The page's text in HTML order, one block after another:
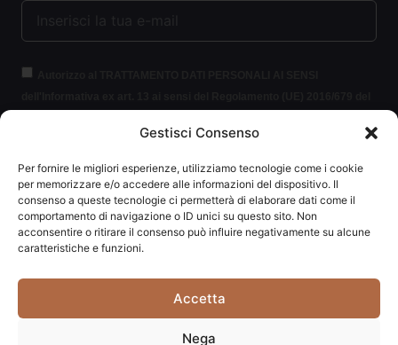
Gestisci Consenso
Per fornire le migliori esperienze, utilizziamo tecnologie come i cookie
per memorizzare e/o accedere alle informazioni del dispositivo. Il
consenso a queste tecnologie ci permetterà di elaborare dati come il
comportamento di navigazione o ID unici su questo sito. Non
acconsentire o ritirare il consenso può influire negativamente su alcune
caratteristiche e funzioni.
Accetta
Nega
protezione delle persone fisiche con riguardo al trattamento dei dati
informazioni.
ISCRIVITI ALLA NEWSLETTER
Carpediem di Traversa Monia | P.IVA: 03415840408 | REA: